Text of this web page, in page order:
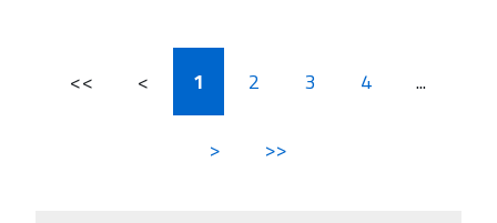
<< < 1 2 3 4 ...
> >>